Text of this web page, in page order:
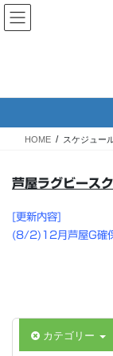
コ
ン
ナ
ビ
HOME スケジュー
芦屋ラグビース
[更新内容]
(8/2)12月芦屋G確
カテゴリー